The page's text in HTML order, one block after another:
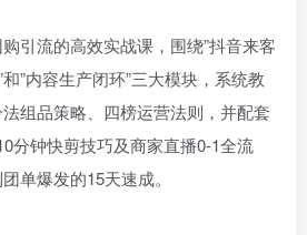
引流的高效实战课，围绕”抖音来客
”内容生产闭环”三大模块，系统教
组品策略、四榜运营法则，并配套
分钟快剪技巧及商家直播0-1全流
单爆发的15天速成。